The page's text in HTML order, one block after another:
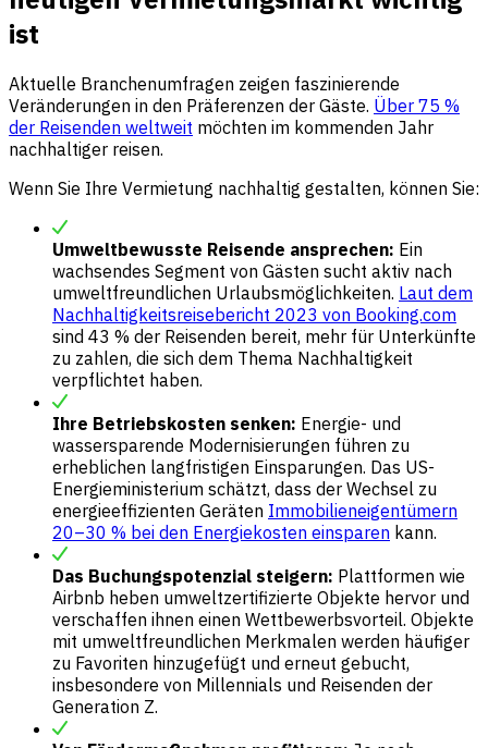
ist
Aktuelle Branchenumfragen zeigen faszinierende
Veränderungen in den Präferenzen der Gäste. Über 75 %
der Reisenden weltweit möchten im kommenden Jahr
nachhaltiger reisen.
Wenn Sie Ihre Vermietung nachhaltig gestalten, können Sie:
Umweltbewusste Reisende ansprechen: Ein
wachsendes Segment von Gästen sucht aktiv nach
umweltfreundlichen Urlaubsmöglichkeiten. Laut dem
Nachhaltigkeitsreisebericht 2023 von Booking.com
sind 43 % der Reisenden bereit, mehr für Unterkünfte
zu zahlen, die sich dem Thema Nachhaltigkeit
verpflichtet haben.
Ihre Betriebskosten senken: Energie- und
wassersparende Modernisierungen führen zu
erheblichen langfristigen Einsparungen. Das US-
Energieministerium schätzt, dass der Wechsel zu
energieeffizienten Geräten Immobilieneigentümern
20–30 % bei den Energiekosten einsparen kann.
Das Buchungspotenzial steigern: Plattformen wie
Airbnb heben umweltzertifizierte Objekte hervor und
verschaffen ihnen einen Wettbewerbsvorteil. Objekte
mit umweltfreundlichen Merkmalen werden häufiger
zu Favoriten hinzugefügt und erneut gebucht,
insbesondere von Millennials und Reisenden der
Generation Z.